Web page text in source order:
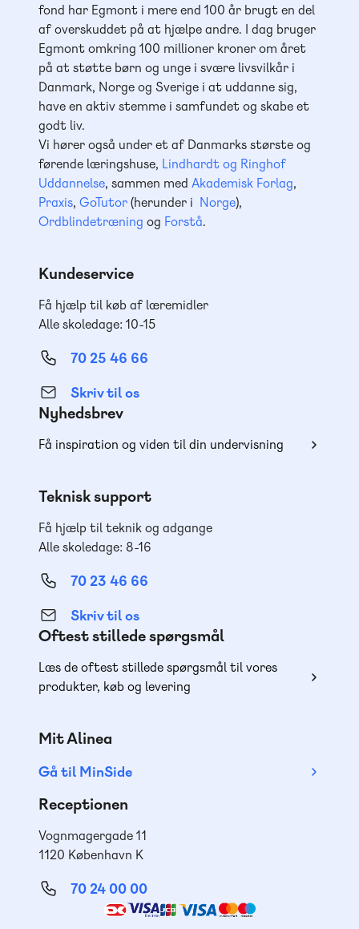
fond har Egmont i mere end 100 år brugt en del
af overskuddet på at hjælpe andre. I dag bruger
Egmont omkring 100 millioner kroner om året
på at støtte børn og unge i svære livsvilkår i
Danmark, Norge og Sverige i at uddanne sig,
have en aktiv stemme i samfundet og skabe et
godt liv.
Vi hører også under et af Danmarks største og
førende læringshuse, Lindhardt og Ringhof
Uddannelse, sammen med Akademisk Forlag,
Praxis, GoTutor(herunder i Norge),
Ordblindetræning og Forstå.
Kundeservice
Få hjælp til køb af læremidler
Alle skoledage: 10-15
70 25 46 66
Skriv til os
Nyhedsbrev
Få inspiration og viden til din undervisning
Teknisk support
Få hjælp til teknik og adgange
Alle skoledage: 8-16
70 23 46 66
Skriv til os
Oftest stillede spørgsmål
Læs de oftest stillede spørgsmål til vores
produkter, køb og levering
Mit Alinea
Gå til MinSide
Receptionen
Vognmagergade 11
1120 København K
70 24 00 00